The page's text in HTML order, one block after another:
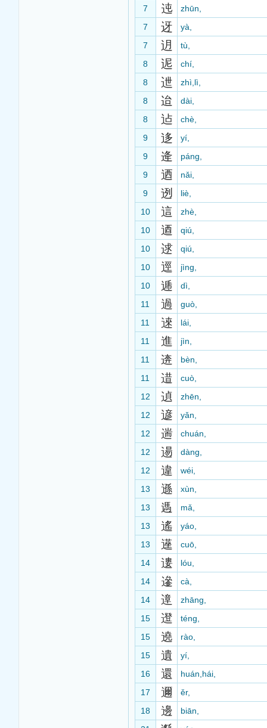
7
迍
zhūn,
7
迓
yà,
7
迌
tù,
8
迡
chí,
8
迣
zhì,lì,
8
迨
dài,
8
迠
chè,
9
迻
yí,
9
逄
páng,
9
迺
nǎi,
9
迾
liè,
10
這
zhè,
10
逎
qiú,
10
逑
qiú,
10
逕
jìng,
10
逓
dì,
11
過
guò,
11
逨
lái,
11
進
jìn,
11
逩
bèn,
11
逪
cuò,
12
遉
zhēn,
12
遃
yǎn,
12
遄
chuán,
12
逿
dàng,
12
違
wéi,
13
遜
xùn,
13
遤
mǎ,
13
遙
yáo,
13
遳
cuō,
14
遱
lóu,
14
遪
cà,
14
遧
zhāng,
15
邆
téng,
15
遶
rào,
15
遺
yí,
16
還
huán,hái,
17
邇
ěr,
18
邊
biān,